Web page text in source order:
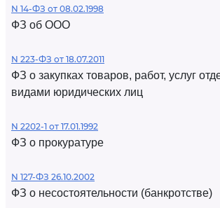
N 14-ФЗ от 08.02.1998
ФЗ об ООО
N 223-ФЗ от 18.07.2011
ФЗ о закупках товаров, работ, услуг
видами юридических лиц
N 2202-1 от 17.01.1992
ФЗ о прокуратуре
N 127-ФЗ 26.10.2002
ФЗ о несостоятельности (банкротстве)